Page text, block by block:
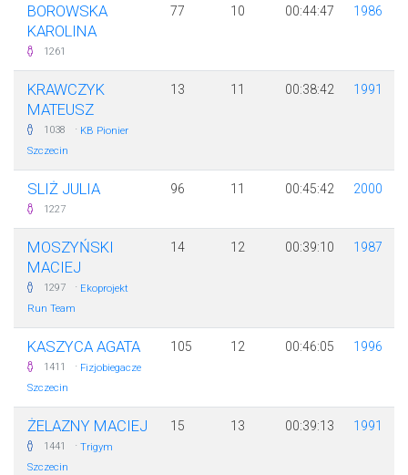
BOROWSKA
KAROLINA
1261
77 10 00:44:47 1986
KRAWCZYK
MATEUSZ
1038 · KB Pionier
Szczecin
13 11 00:38:42 1991
SLIŻ JULIA
1227
96 11 00:45:42 2000
MOSZYŃSKI
MACIEJ
1297 · Ekoprojekt
Run Team
14 12 00:39:10 1987
KASZYCA AGATA
1411 · Fizjobiegacze
Szczecin
105 12 00:46:05 1996
ŻELAZNY MACIEJ
1441 · Trigym
Szczecin
15 13 00:39:13 1991